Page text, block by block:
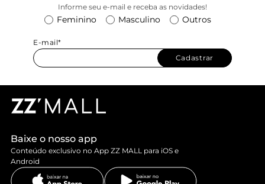
Informe seu e-mail e receba as novidades!
Feminino Masculino Outros
E-mail*
Cadastrar
Baixe o nosso app
Conteúdo exclusivo no App ZZ MALL para iOS e
Android